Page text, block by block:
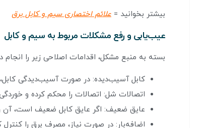
بیشتر بخوانید = علائم اختصاری سیم و کابل برق
عیب‌یابی و رفع مشکلات مربوط به سیم و کابل
بسته به منبع مشکل، اقدامات اصلاحی زیر را انجام
کابل آسیب‌دیده: در صورت آسیب‌دیدگی کابل،
اتصالات شل: اتصالات را محکم کرده و
عایق ضعیف: اگر عایق کابل ضعیف است، آن
اضافه‌بار: در صورت نیاز، مصرف برق را کنترل